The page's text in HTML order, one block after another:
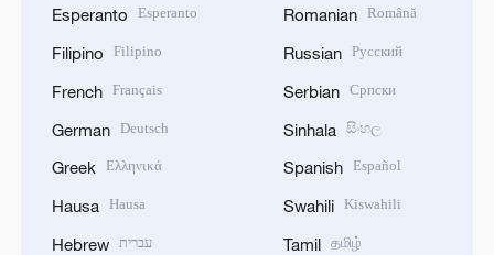
Esperanto Esperanto
Filipino Filipino
French Français
German Deutsch
Greek Ελληνικά
Hausa Hausa
Hebrew עברית
Romanian Română
Russian Русский
Serbian Српски
Sinhala සිංහල
Spanish Español
Swahili Kiswahili
Tamil தமிழ்